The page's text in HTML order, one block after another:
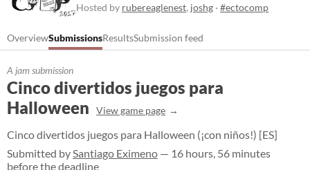
Hosted by rubereaglenest, joshg · #ectocomp
OverviewSubmissionsResultsSubmission feed
A jam submission
Cinco divertidos juegos para
Halloween
View game page
Cinco divertidos juegos para Halloween (¡con niños!) [ES]
Submitted bySantiago Eximeno — 16 hours, 56 minutes
before the deadline